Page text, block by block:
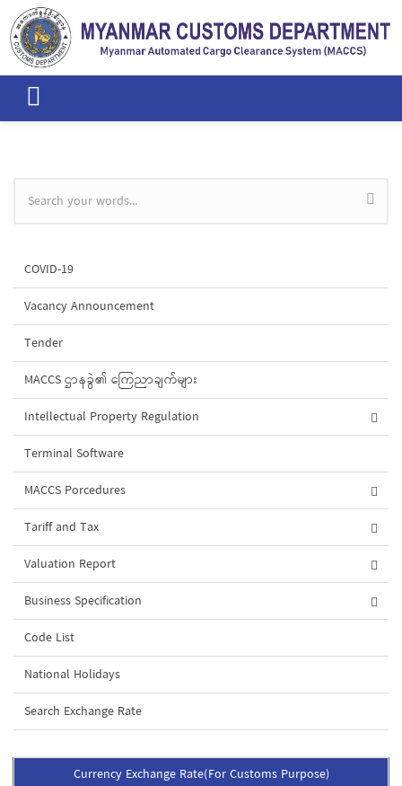
Skip to main content
Search form
COVID-19
Vacancy Announcement
Tender
MACCS ဌာနခွဲ၏ ကြေညာချက်များ
Intellectual Property Regulation
Terminal Software
MACCS Porcedures
Tariff and Tax
Valuation Report
Business Specification
Code List
National Holidays
Search Exchange Rate
Currency Exchange Rate(For Customs Purpose)